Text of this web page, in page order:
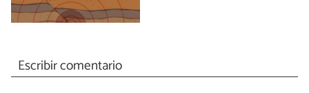
Escribir comentario